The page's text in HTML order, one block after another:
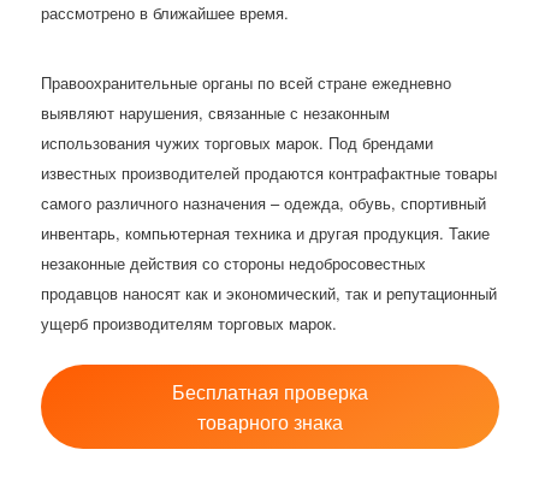
рассмотрено в ближайшее время.
Правоохранительные органы по всей стране ежедневно
выявляют нарушения, связанные с незаконным
использования чужих торговых марок. Под брендами
известных производителей продаются контрафактные товары
самого различного назначения – одежда, обувь, спортивный
инвентарь, компьютерная техника и другая продукция. Такие
незаконные действия со стороны недобросовестных
продавцов наносят как и экономический, так и репутационный
ущерб производителям торговых марок.
Бесплатная проверка
товарного знака